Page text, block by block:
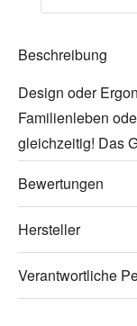
Beschreibung
Design oder
Familienleben
gleichzeitig! Das
Bewertungen
Hersteller
Verantwortliche